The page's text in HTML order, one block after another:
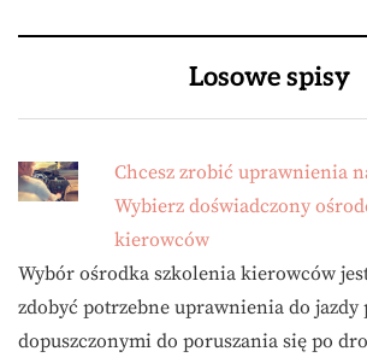
Losowe spisy
Chcesz zrobić uprawnienia
Wybierz doświadczony
kierowców
Wybór ośrodka szkolenia kierowców
zdobyć potrzebne uprawnienia do jazdy
dopuszczonymi do poruszania się po